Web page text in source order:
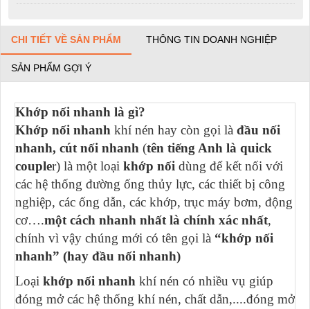
CHI TIẾT VỀ SẢN PHẨM THÔNG TIN DOANH NGHIỆP
SẢN PHẨM GỢI Ý
Khớp nối nhanh là gì?
Khớp nối nhanh khí nén hay còn gọi là đầu nối
nhanh, cút nối nhanh (tên tiếng Anh là quick
coupler) là một loại khớp nối dùng để kết nối với
các hệ thống đường ống thủy lực, các thiết bị công
nghiệp, các ống dẫn, các khớp, trục máy bơm, động
cơ….một cách nhanh nhất là chính xác nhất,
chính vì vậy chúng mới có tên gọi là “khớp nối
nhanh” (hay đầu nối nhanh)
Loại khớp nối nhanh khí nén có nhiều vụ giúp
đóng mở các hệ thống khí nén, chất dẫn,....đóng mở